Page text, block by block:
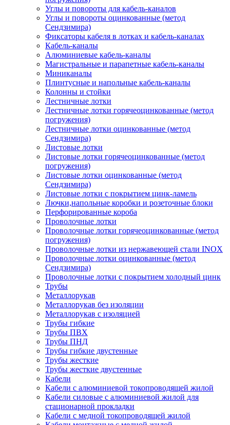
Углы и повороты для кабель-каналов
Углы и повороты оцинкованные (метод
Сендзимира)
Фиксаторы кабеля в лотках и кабель-каналах
Кабель-каналы
Алюминиевые кабель-каналы
Магистральные и парапетные кабель-каналы
Миниканалы
Плинтусные и напольные кабель-каналы
Колонны и стойки
Лестничные лотки
Лестничные лотки горячеоцинкованные (метод
погружения)
Лестничные лотки оцинкованные (метод
Сендзимира)
Листовые лотки
Листовые лотки горячеоцинкованные (метод
погружения)
Листовые лотки оцинкованные (метод
Сендзимира)
Листовые лотки с покрытием цинк-ламель
Лючки,напольные коробки и розеточные блоки
Перфорированные короба
Проволочные лотки
Проволочные лотки горячеоцинкованные (метод
погружения)
Проволочные лотки из нержавеющей стали INOX
Проволочные лотки оцинкованные (метод
Сендзимира)
Проволочные лотки с покрытием холодный цинк
Трубы
Металлорукав
Металлорукав без изоляции
Металлорукав с изоляцией
Трубы гибкие
Трубы ПВХ
Трубы ПНД
Трубы гибкие двустенные
Трубы жесткие
Трубы жесткие двустенные
Кабели
Кабели с алюминиевой токопроводящей жилой
Кабели силовые с алюминиевой жилой для
стационарной прокладки
Кабели с медной токопроводящей жилой